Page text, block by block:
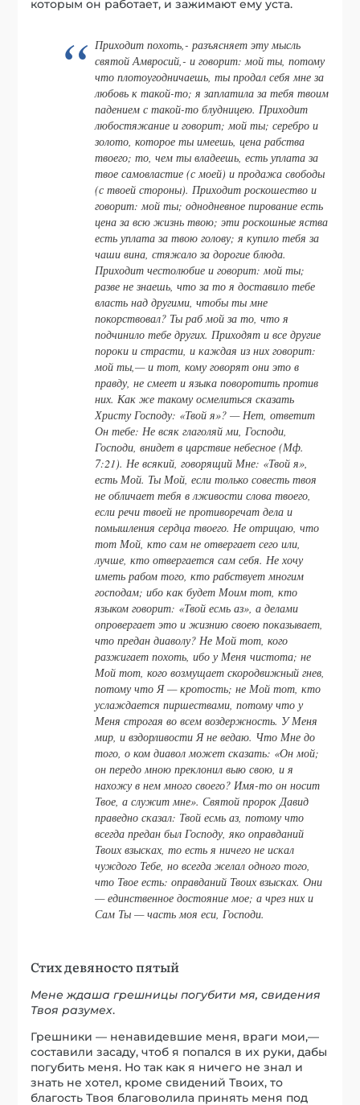
которым он работает, и зажимают ему уста.
Приходит похоть,- разъясняет эту мысль
святой Амвросий,- и говорит: мой ты, потому
что плотоугодничаешь, ты продал себя мне за
любовь к такой-то; я заплатила за тебя твоим
падением с такой-то блудницею. Приходит
любостяжание и говорит; мой ты; серебро и
золото, которое ты имеешь, цена рабства
твоего; то, чем ты владеешь, есть уплата за
твое самовластие (с моей) и продажа свободы
(с твоей стороны). Приходит роскошество и
говорит: мой ты; однодневное пирование есть
цена за всю жизнь твою; эти роскошные яства
есть уплата за твою голову; я купило тебя за
чаши вина, стяжало за дорогие блюда.
Приходит честолюбие и говорит: мой ты;
разве не знаешь, что за то я доставило тебе
власть над другими, чтобы ты мне
покорствовал? Ты раб мой за то, что я
подчинило тебе других. Приходят и все другие
пороки и страсти, и каждая из них говорит:
мой ты,— и тот, кому говорят они это в
правду, не смеет и языка поворотить против
них. Как же такому осмелиться сказать
Христу Господу: «Твой я»? — Нет, ответит
Он тебе:Не всяк глаголяй ми, Господи,
Господи, внидет в царствие небесное (Мф.
7:21). Не всякий, говорящий Мне: «Твой я»,
есть Мой. Ты Мой, если только совесть твоя
не обличает тебя в лживости слова твоего,
если речи твоей не противоречат дела и
помышления сердца твоего. Не отрицаю, что
тот Мой, кто сам не отвергает сего или,
лучше, кто отвергается сам себя. Не хочу
иметь рабом того, кто рабствует многим
господам; ибо как будет Моим тот, кто
языком говорит: «Твой есмь аз», а делами
опровергает это и жизнию своею показывает,
что предан диаволу? Не Мой тот, кого
разжигает похоть, ибо у Меня чистота; не
Мой тот, кого возмущает скородвижный гнев,
потому что Я — кротость; не Мой тот, кто
услаждается пиршествами, потому что у
Меня строгая во всем воздержность. У Меня
мир, и вздорливости Я не ведаю. Что Мне до
того, о ком диавол может сказать: «Он мой;
он передо мною преклонил выю свою, и я
нахожу в нем много своего? Имя-то он носит
Твое, а служит мне». Святой пророк Давид
праведно сказал: Твой есмь аз, потому что
всегда предан был Господу,яко оправданий
Твоих взысках, то есть я ничего не искал
чуждого Тебе, но всегда желал одного того,
что Твое есть:оправданий Твоих взысках. Они
— единственное достояние мое; а чрез них и
Сам Ты — часть моя еси, Господи.
Стих девяносто пятый
Мене ждаша грешницы погубити мя, свидения
Твоя разумех.
Грешники — ненавидевшие меня, враги мои,—
составили засаду, чтоб я попался в их руки, дабы
погубить меня. Но так как я ничего не знал и
знать не хотел, кроме свидений Твоих, то
благость Твоя благоволила принять меня под